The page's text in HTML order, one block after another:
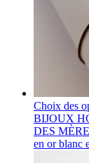
Choix des
BIJOUX
DES
en or blanc